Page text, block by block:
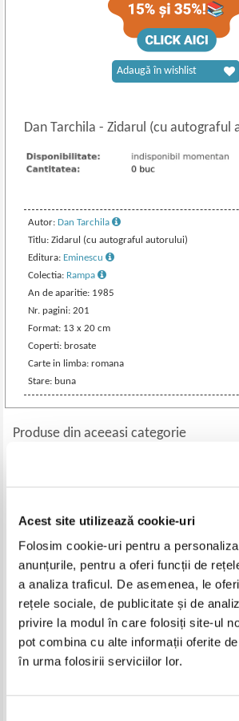
Acest site utilizează cookie-uri
Folosim cookie-uri pentru a
anunțurile, pentru a oferi funcții de
a analiza traficul. De asemenea, le
rețele sociale, de publicitate și de
privire la modul în care folosiți site-ul
pot combina cu alte informații oferite
în urma folosirii serviciilor lor.
Dan Tarchila- Zidarul (cu autograful
Autor:Dan Tarchila
Titlu: Zidarul (cu autograful autorului)
Editura: Eminescu
Colectia: Rampa
An de aparitie: 1985
Nr. pagini: 201
Format: 13 x 20 cm
Coperti: brosate
Carte in limba: romana
Stare: buna
Adaugă în wishlist
Produse din aceeasi categorie
Marcel Petrisor - Vitralii (cu
Liviu Ioan